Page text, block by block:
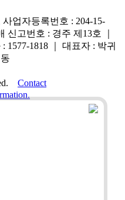
사업자등록번호 : 204-15-
신고번호 : 경주 제13호 ｜
1577-1818 ｜ 대표자 : 박귀
Contact